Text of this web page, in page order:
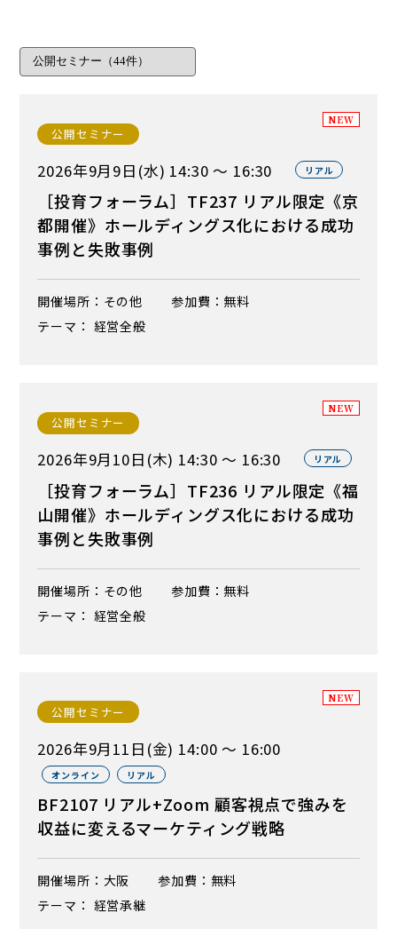
NEW
公開セミナー
2026年9月9日(水) 14:30 ～ 16:30 リアル
［投育フォーラム］TF237 リアル限定《京
都開催》ホールディングス化における成功
事例と失敗事例
開催場所：その他
参加費：無料
テーマ： 経営全般
NEW
公開セミナー
2026年9月10日(木) 14:30 ～ 16:30 リアル
［投育フォーラム］TF236 リアル限定《福
山開催》ホールディングス化における成功
事例と失敗事例
開催場所：その他
参加費：無料
テーマ： 経営全般
NEW
公開セミナー
2026年9月11日(金) 14:00 ～ 16:00
オンライン リアル
BF2107 リアル+Zoom 顧客視点で強みを
収益に変えるマーケティング戦略
開催場所：大阪
参加費：無料
テーマ： 経営承継